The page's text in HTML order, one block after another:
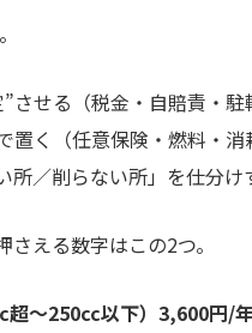
させる（税金・自賠責・駐
置く（任意保険・燃料・消
所／削らない所」を仕分け
える数字はこの2つ。
超〜250cc以下）3,600円/